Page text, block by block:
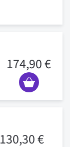
174,90 €
130,30 €